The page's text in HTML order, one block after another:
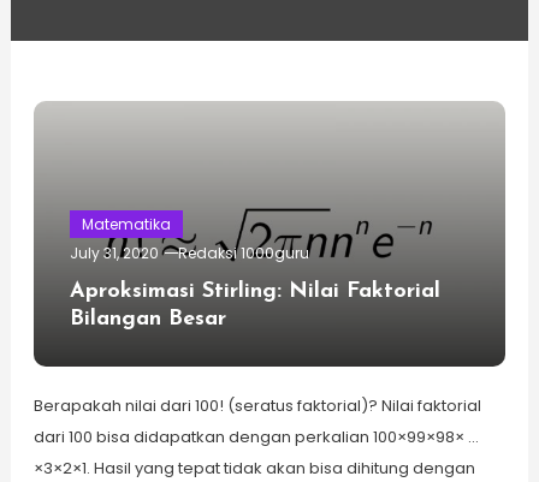
Matematika
July 31, 2020
Redaksi 1000guru
Aproksimasi Stirling: Nilai Faktorial
Bilangan Besar
Berapakah nilai dari 100! (seratus faktorial)? Nilai faktorial
dari 100 bisa didapatkan dengan perkalian 100×99×98× …
×3×2×1. Hasil yang tepat tidak akan bisa dihitung dengan